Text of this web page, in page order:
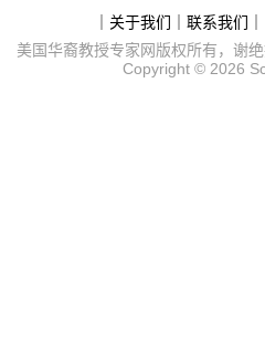
关于我们 联系我们
美国华裔教授专家网版权所有，谢
Copyright © 2026